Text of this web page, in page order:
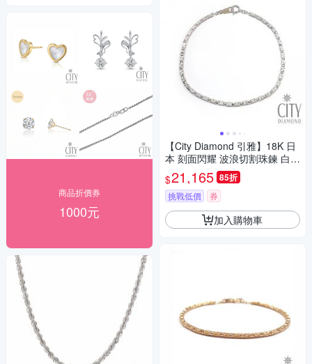
商品折價券
1000元
【City Diamond 引雅】18K 日
本 刻面閃耀 波浪切割珠鍊 白K
金 手鍊 (東京Yuki表參道系列)
$21,165 85折
挑戰低價 券
加入購物車